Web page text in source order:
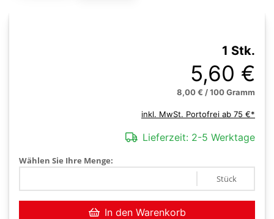
1 Stk.
5,60 €
8,00 € / 100 Gramm
inkl. MwSt. Portofrei ab 75 €*
Lieferzeit: 2-5 Werktage
Wählen Sie Ihre Menge:
Stück
In den Warenkorb